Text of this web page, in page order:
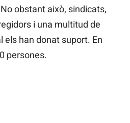
obstant això, sindicats,
i una multitud de
els han donat suport. En
persones.